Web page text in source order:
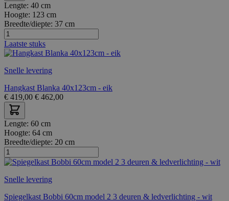
Lengte: 40 cm
Hoogte: 123 cm
Breedte/diepte: 37 cm
Laatste stuks
Snelle levering
Hangkast Blanka 40x123cm - eik
€ 419,00 € 462,00
Lengte: 60 cm
Hoogte: 64 cm
Breedte/diepte: 20 cm
Snelle levering
Spiegelkast Bobbi 60cm model 2 3 deuren & ledverlichting - wit